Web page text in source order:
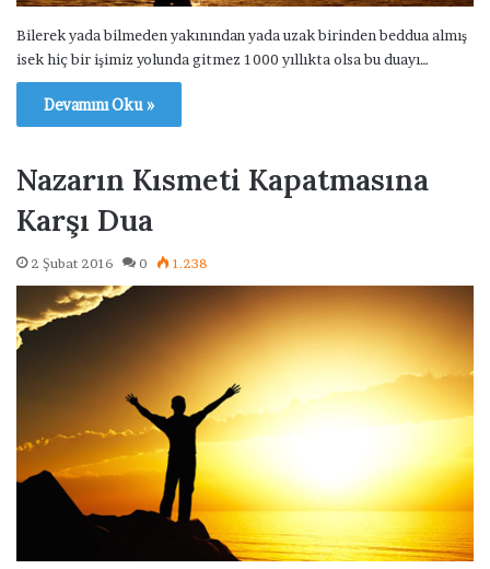
Bilerek yada bilmeden yakınından yada uzak birinden beddua almış
isek hiç bir işimiz yolunda gitmez 1000 yıllıkta olsa bu duayı…
Devamını Oku »
Nazarın Kısmeti Kapatmasına
Karşı Dua
2 Şubat 2016 0 1.238